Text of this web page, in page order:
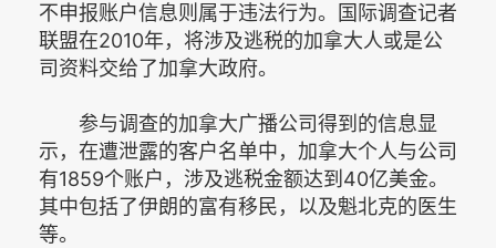
不申报账户信息则属于违法行为。国际调查记者
联盟在2010年，将涉及逃税的加拿大人或是公
司资料交给了加拿大政府。
参与调查的加拿大广播公司得到的信息显
示，在遭泄露的客户名单中，加拿大个人与公司
有1859个账户，涉及逃税金额达到40亿美金。
其中包括了伊朗的富有移民，以及魁北克的医生
等。